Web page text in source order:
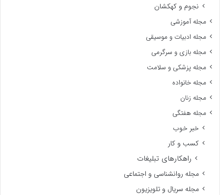
نجوم و کهکشان
مجله آموزشی
مجله ادبیات و موسیقی
مجله بازی و سرگرمی
مجله پزشکی و سلامت
مجله خانواده
مجله زنان
مجله هفتگی
خبر خوب
کسب و کار
راهکارهای تبلیغات
مجله روانشناسی و اجتماعی
مجله سریال و تلویزیون